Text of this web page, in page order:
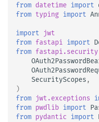
from datetime import
from typing import
import
jwt
from fastapi import
from fastapi.security
SecurityScopes ,
)
from jwt.exceptions
from pwdlib import
from pydantic import